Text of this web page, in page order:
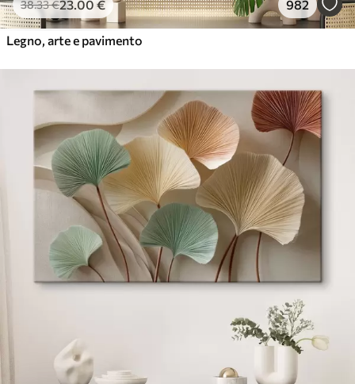
38.33€23.00 € 982
Legno, arte e pavimento